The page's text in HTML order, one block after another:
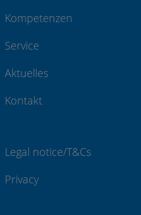
Kompetenzen
Service
Aktuelles
Kontakt
Legal notice/T&Cs
Privacy